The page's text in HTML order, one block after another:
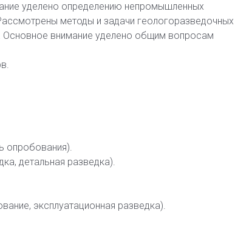
уделено определению непромышленных
методы и задачи геологоразведочных
Основное внимание уделено общим вопросам
опробования).
детальная разведка).
эксплуатационная разведка).